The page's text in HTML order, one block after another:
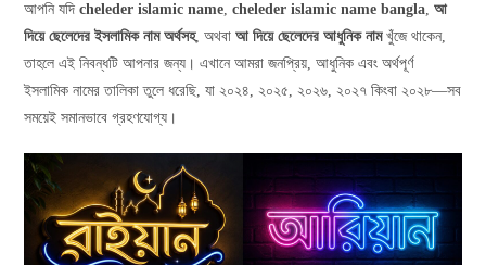
আপনি যদিcheleder islamic name,cheleder islamic name bangla,আ
দিয়ে ছেলেদের ইসলামিক নাম অর্থসহ, অথবাআ দিয়ে ছেলেদের আধুনিক নামখুঁজে থাকেন,
তাহলে এই নিবন্ধটি আপনার জন্য। এখানে আমরা জনপ্রিয়, আধুনিক এবং অর্থপূর্ণ
ইসলামিক নামের তালিকা তুলে ধরেছি, যা ২০২৪, ২০২৫, ২০২৬, ২০২৭ কিংবা ২০২৮—সব
সময়েই সমানভাবে গ্রহণযোগ্য।